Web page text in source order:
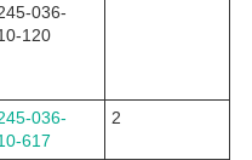
036-
120
036-
617
2